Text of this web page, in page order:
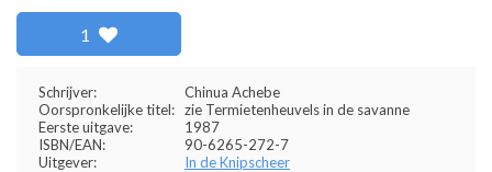
1
Schrijver:
Chinua Achebe
Oorspronkelijke titel: zie Termietenheuvels in de savanne
Eerste uitgave:
1987
ISBN/EAN:
90-6265-272-7
Uitgever:
In de Knipscheer